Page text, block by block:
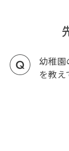
幼稚園
を教え